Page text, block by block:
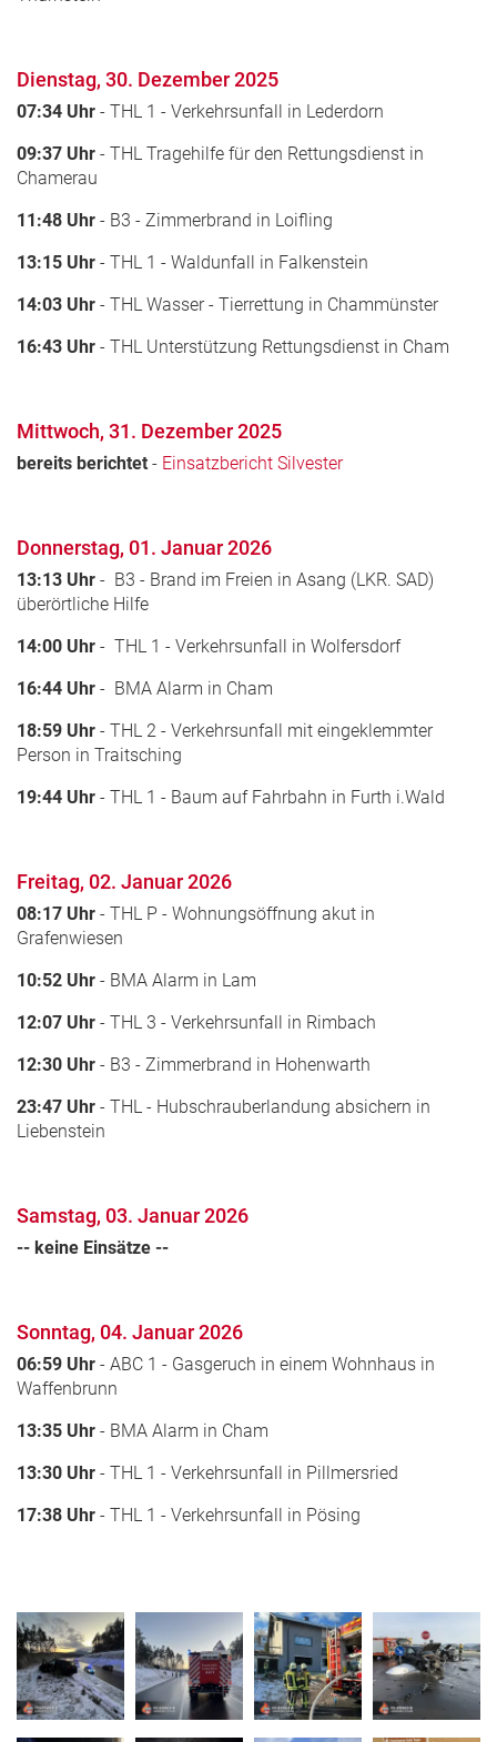
Dienstag, 30. Dezember 2025
07:34 Uhr - THL 1 - Verkehrsunfall in Lederdorn
09:37 Uhr - THL Tragehilfe für den Rettungsdienst in
Chamerau
11:48 Uhr - B3 - Zimmerbrand in Loifling
13:15 Uhr - THL 1 - Waldunfall in Falkenstein
14:03 Uhr - THL Wasser - Tierrettung in Chammünster
16:43 Uhr - THL Unterstützung Rettungsdienst in Cham
Mittwoch, 31. Dezember 2025
bereits berichtet - Einsatzbericht Silvester
Donnerstag, 01. Januar 2026
13:13 Uhr - B3 - Brand im Freien in Asang (LKR. SAD)
überörtliche Hilfe
14:00 Uhr - THL 1 - Verkehrsunfall in Wolfersdorf
16:44 Uhr - BMA Alarm in Cham
18:59 Uhr - THL 2 - Verkehrsunfall mit eingeklemmter
Person in Traitsching
19:44 Uhr - THL 1 - Baum auf Fahrbahn in Furth i.Wald
Freitag, 02. Januar 2026
08:17 Uhr - THL P - Wohnungsöffnung akut in
Grafenwiesen
10:52 Uhr - BMA Alarm in Lam
12:07 Uhr - THL 3 - Verkehrsunfall in Rimbach
12:30 Uhr - B3 - Zimmerbrand in Hohenwarth
23:47 Uhr - THL - Hubschrauberlandung absichern in
Liebenstein
Samstag, 03. Januar 2026
-- keine Einsätze --
Sonntag, 04. Januar 2026
06:59 Uhr - ABC 1 - Gasgeruch in einem Wohnhaus in
Waffenbrunn
13:35 Uhr - BMA Alarm in Cham
13:30 Uhr - THL 1 - Verkehrsunfall in Pillmersried
17:38 Uhr - THL 1 - Verkehrsunfall in Pösing